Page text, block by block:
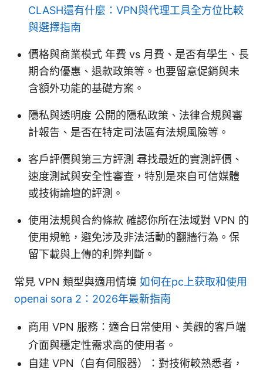
CLASH還有什麼：VPN與代理工具全方位比較
與選擇指南
價格與商業模式 年費 vs 月費、是否有學生、長
期合約優惠、退款政策等。也要留意促銷與未
含額外功能的基礎方案。
隱私與透明度 公開的隱私政策、法律合規與審
計報告、是否在特定司法區有法規風險等。
客戶評價與第三方評測 尋找最近的實測評價、
速度測試與安全性審查，特別是來自可信媒體
或技術論壇的評測。
使用法規與合約條款 確認你所在法域對 VPN 的
使用規範，避免涉及非法活動的翻牆行為。保
留下載與上傳的利弊判斷。
常見 VPN 類型與適用情境 如何在pc上获取和使用
openai sora 2：2026年最新指南
商用 VPN 服務：適合日常使用、美觀的客戶端
介面與穩定性需求高的使用者。
自建 VPN（自有伺服器）：對技術較熟悉者，